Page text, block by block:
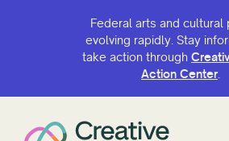
Federal arts and cultural
evolving rapidly. Stay
take action through
Action Center.